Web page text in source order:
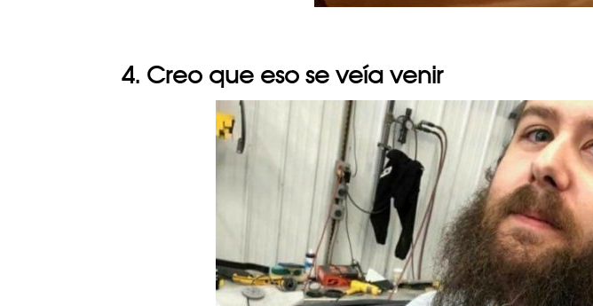
4. Creo que eso se veía venir